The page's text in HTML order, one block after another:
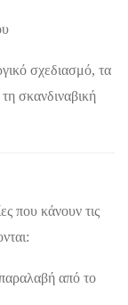
σχεδιασμό, τα
σκανδιναβική
που κάνουν τις
από το